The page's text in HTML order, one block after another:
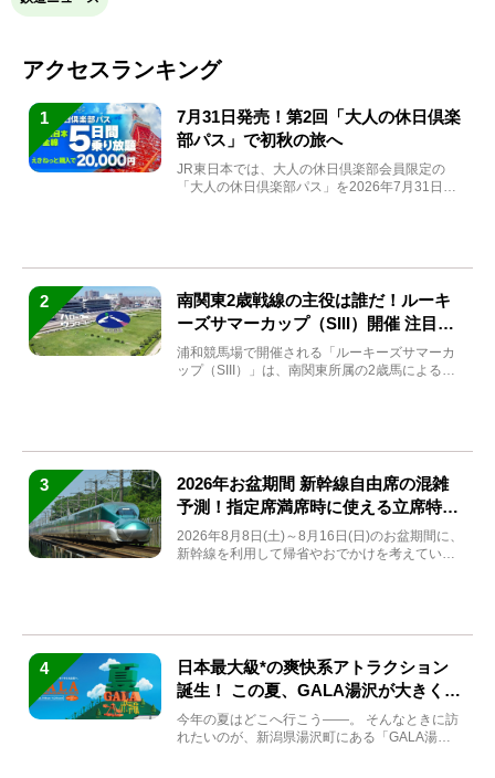
アクセスランキング
1
7月31日発売！第2回「大人の休日倶楽
部パス」で初秋の旅へ
JR東日本では、大人の休日倶楽部会員限定の
「大人の休日倶楽部パス」を2026年7月31日
2
南関東2歳戦線の主役は誰だ！ルーキ
ーズサマーカップ（SIII）開催 注目馬
と見どころをチェック
浦和競馬場で開催される「ルーキーズサマーカ
ップ（SIII）」は、南関東所属の2歳馬による注
3
2026年お盆期間 新幹線自由席の混雑
予測！指定席満席時に使える立席特急
券も解説
2026年8月8日(土)～8月16日(日)のお盆期間に、
新幹線を利用して帰省やおでかけを考えている
4
日本最大級*の爽快系アトラクション
誕生！ この夏、GALA湯沢が大きく生
まれ変わる
今年の夏はどこへ行こう――。 そんなときに訪
れたいのが、新潟県湯沢町にある「GALA湯